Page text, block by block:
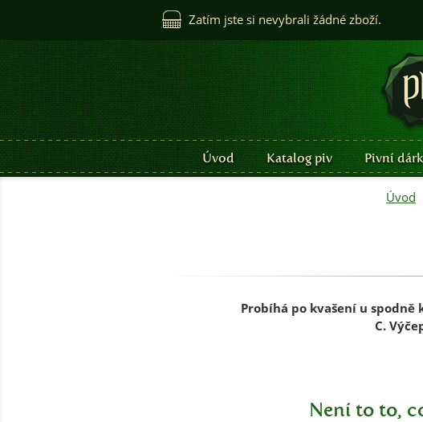
Úvod Katalog piv Pivní
Zatím jste si nevybrali žádné zboží.
Úvod
Probíhá po kvašení u
C.
Není to to,